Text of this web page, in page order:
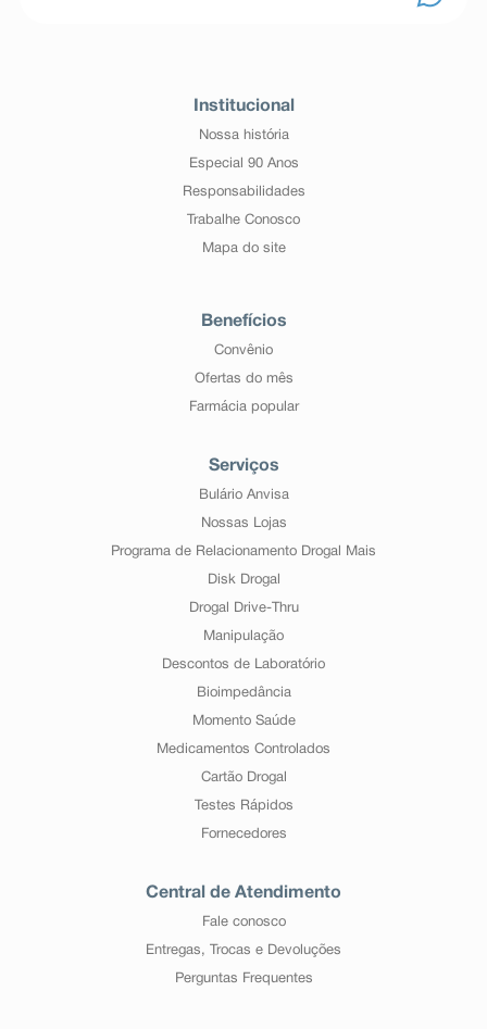
Institucional
Nossa história
Especial 90 Anos
Responsabilidades
Trabalhe Conosco
Mapa do site
Benefícios
Convênio
Ofertas do mês
Farmácia popular
Serviços
Bulário Anvisa
Nossas Lojas
Programa de Relacionamento Drogal Mais
Disk Drogal
Drogal Drive-Thru
Manipulação
Descontos de Laboratório
Bioimpedância
Momento Saúde
Medicamentos Controlados
Cartão Drogal
Testes Rápidos
Fornecedores
Central de Atendimento
Fale conosco
Entregas, Trocas e Devoluções
Perguntas Frequentes